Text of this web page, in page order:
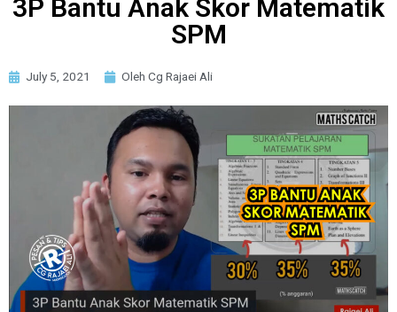
3P Bantu Anak Skor Matematik
SPM
July 5, 2021 Oleh Cg Rajaei Ali